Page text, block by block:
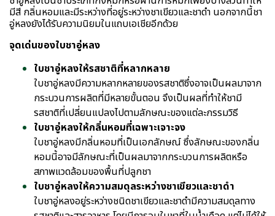
มีสี กลิ่นหอมและมีระหว่างที่อยู่ระหว่างชาเขียวและชาดำ นอกจากนี้ชา
อู่หลงยังได้รับความนิยมในแถบเอเชียอีกด้วย
จุดเด่นของใบชาอู่หลง
ใบชาอู่หลงให้รสชาติที่หลากหลาย
ใบชาอู่หลงมีความหลากหลายของรสชาติซึ่งอาจเป็นผลมาจาก
กระบวนการผลิตที่มีหลายขั้นตอน จึงเป็นผลที่ทำให้ชามี
รสชาติที่เปลี่ยนแปลงไปตามลักษณะของแต่ละกรรมวิธี
ใบชาอู่หลงให้กลิ่นหอมที่เฉพาะเจาะจง
ใบชาอู่หลงมีกลิ่นหอมที่เป็นเอกลักษณ์ ซึ่งลักษณะของกลิ่น
หอมนี้อาจมีลักษณะที่เป็นผลมาจากกระบวนการผลิตหรือ
สภาพแวดล้อมของพื้นที่ปลูกชา
ใบชาอู่หลงให้ความสมดุลระหว่างชาเขียวและชาดำ
ใบชาอู่หลงอยู่ระหว่างชนิดชาเขียวและชาดำมีความสมดุลทาง